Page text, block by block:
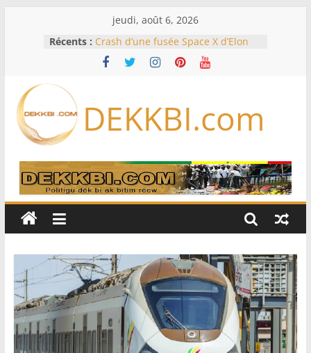
jeudi, août 6, 2026
Récents : Crash d’une fusée Space X d’Elon
Musk sur la Lune: entre pollution
spatiale et ouverture sur la
Diallo devrait assurer l’intérim des
Lions en septembre
sélectionneurs sur 10 déjà partis
Sécheresse: Faut-il stocker l’eau?
À Ceuta, le bilan des morts monte à
75 côté espagnol, 11 côté marocain
DEKKBI.com